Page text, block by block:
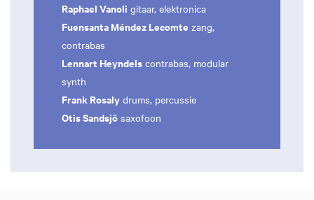
Raphael Vanoli gitaar, elektronica
Fuensanta Méndez Lecomte zang,
contrabas
Lennart Heyndels contrabas, modular
synth
Frank Rosaly drums, percussie
Otis Sandsjö saxofoon